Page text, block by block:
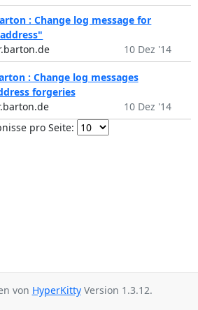
: Change log message for
10 Dez '14
: Change log messages
forgeries
10 Dez '14
pro Seite:
von HyperKittyVersion 1.3.12.